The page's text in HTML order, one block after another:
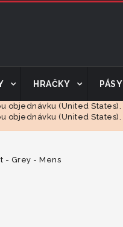
HRAČKY PÁSY
objednávku (United States).
objednávku (United States).
- Grey - Mens